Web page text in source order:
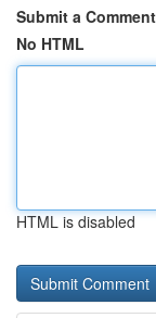
Submit a Comment
No HTML
HTML is disabled